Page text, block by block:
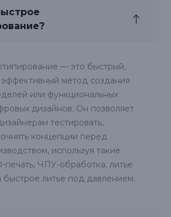
— это быстрый,
метод создания
или функциональных
дизайнов. Он позволяет
тестировать,
концепции перед
используя такие
печать, ЧПУ-обработка, литье
быстрое литье под давлением.